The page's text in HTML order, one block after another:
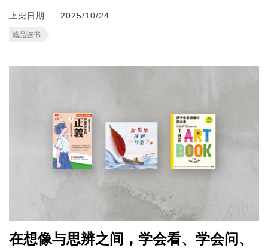
上架日期 2025/10/24
诚品选书
在想像与思辨之间，学会看、学会问、